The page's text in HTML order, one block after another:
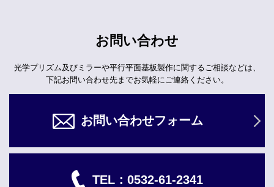
お問い合わせ
光学プリズム及びミラーや平行平面基板製作に関するご相談などは、
下記お問い合わせ先までお気軽にご連絡ください。
お問い合わせフォーム
TEL： 0532-61-2341